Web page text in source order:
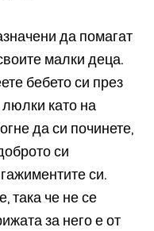
да помагат
малки деца.
бебето си през
като на
да си починете,
си
си.
така че не се
за него е от